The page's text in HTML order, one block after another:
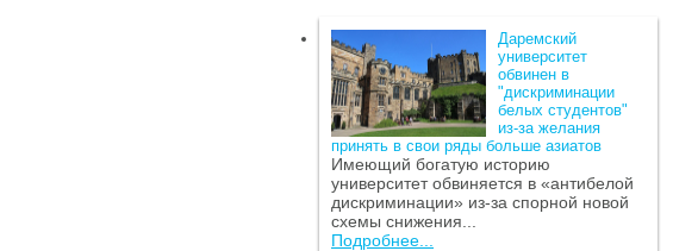
Даремский
университет
обвинен в
"дискриминации
белых студентов"
из-за желания
принять в свои ряды больше азиатов
Имеющий богатую историю
университет обвиняется в «антибелой
дискриминации» из-за спорной новой
схемы снижения...
Подробнее...